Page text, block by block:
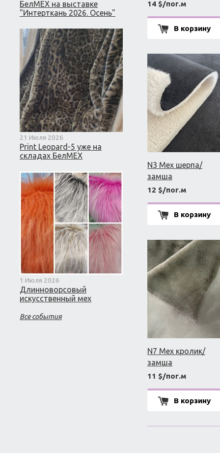
БелМЕХ на выставке
"Интерткань 2026. Осень"
21 Июля 2026
Print Leopard-5 уже на
складах БелМЕХ
1 Июля 2026
Длинноворсовый
искусственный мех
Все события
14 $/пог.м
В корзину
N3 Мех шерпа/
замша
12 $/пог.м
В корзину
N7 Мех кролик/
замша
11 $/пог.м
В корзину